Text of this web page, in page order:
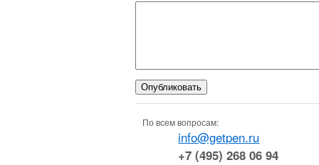
По всем вопросам:
info@getpen.ru
+7 (495) 268 06 94